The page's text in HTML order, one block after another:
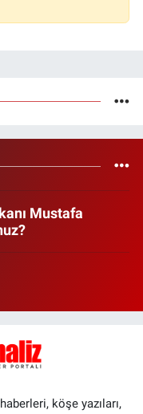
Mustafa
köşe yazıları,